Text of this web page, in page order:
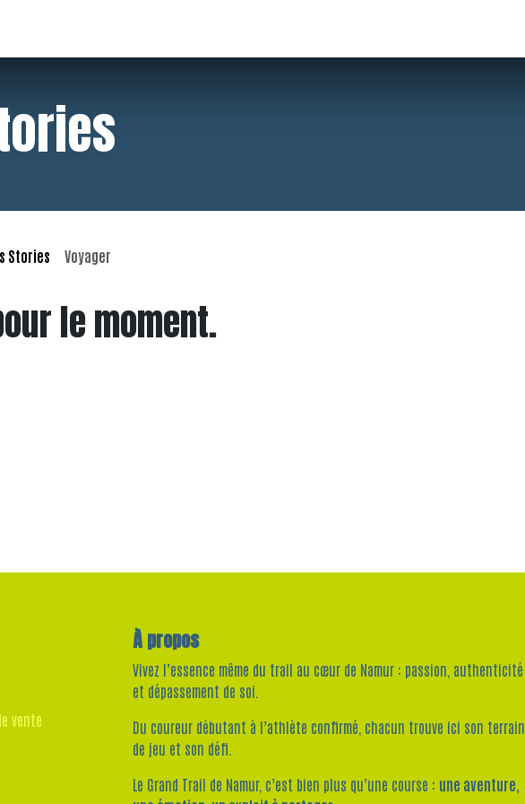
Stories Voyager
le moment.
vente
À propos
Vivez l’essence même du trail au cœur de Namur : passion, authenticité
et dépassement de soi.
Du coureur débutant à l’athlète confirmé, chacun trouve ici son terrain
de jeu et son défi.
Le Grand Trail de Namur, c’est bien plus qu’une course : une aventure,